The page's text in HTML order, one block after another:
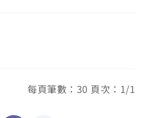
每頁筆數：30 頁次：1/1